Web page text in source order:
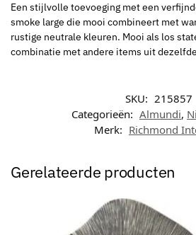
Een stijlvolle toevoeging met een
smoke large die mooi combineert met
rustige neutrale kleuren. Mooi als los
combinatie met andere items uit
SKU: 215857
Categorieën: Almundi,
Merk: Richmond
Gerelateerde producten